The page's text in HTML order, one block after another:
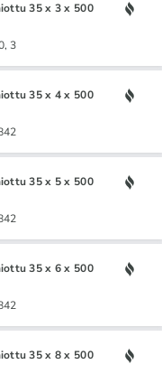
35 x 3 x 500
3
35 x 4 x 500
35 x 5 x 500
35 x 6 x 500
35 x 8 x 500